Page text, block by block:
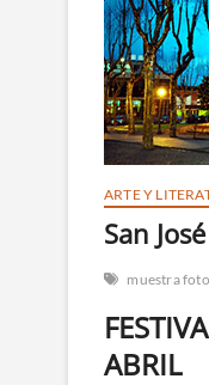
ARTE Y
San
muestra foto
ABRIL